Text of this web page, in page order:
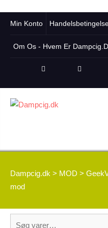
Min Konto
Om Os - Hvem Er
Dampcig.dk > MOD >
mod